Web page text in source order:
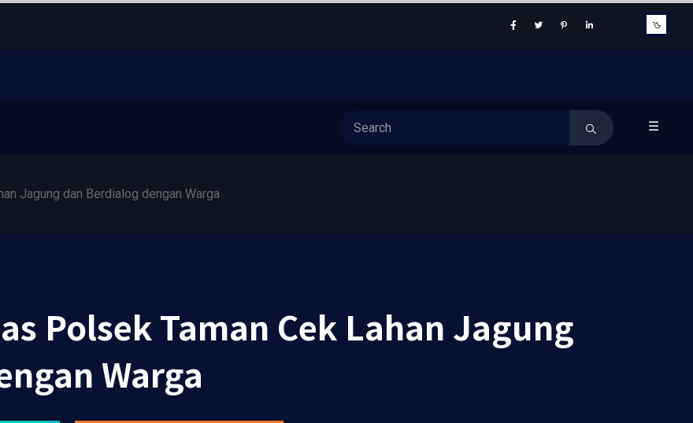
☰
Jagung dan Berdialog dengan Warga
Polsek Taman Cek Lahan Jagung
Warga